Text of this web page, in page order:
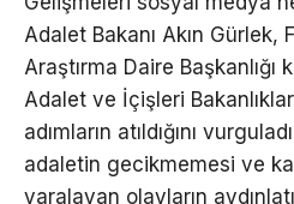
Adalet Bakanı Akın Gürlek,
Araştırma Daire Başkanlığı
Adalet ve İçişleri
adımların atıldığını
adaletin gecikmemesi ve
yaralayan olayların